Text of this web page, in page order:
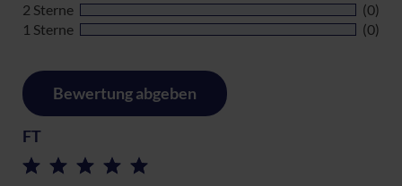
2 Sterne
(0)
1 Sterne
(0)
Bewertung abgeben
FT